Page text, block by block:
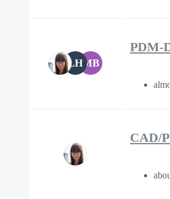
LHMB
PDM-
CAD/